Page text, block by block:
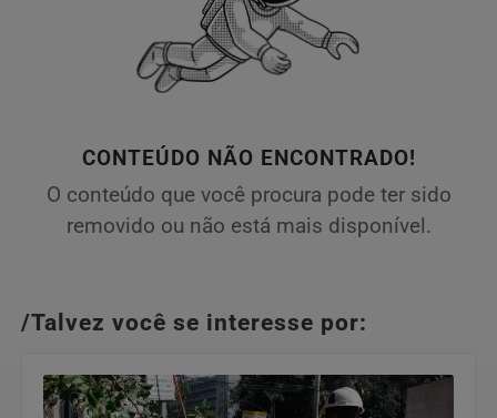
CONTEÚDO NÃO ENCONTRADO!
O conteúdo que você procura pode ter sido
removido ou não está mais disponível.
/Talvez você se interesse por: